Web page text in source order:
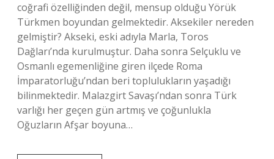
coğrafi özelliğinden değil, mensup olduğu Yörük
Türkmen boyundan gelmektedir. Aksekiler nereden
gelmiştir? Akseki, eski adıyla Marla, Toros
Dağları’nda kurulmuştur. Daha sonra Selçuklu ve
Osmanlı egemenliğine giren ilçede Roma
İmparatorluğu’ndan beri toplulukların yaşadığı
bilinmektedir. Malazgirt Savaşı’ndan sonra Türk
varlığı her geçen gün artmış ve çoğunlukla
Oğuzların Afşar boyuna…